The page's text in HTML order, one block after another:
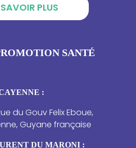
PLUS
SANTÉ
:
du Gouv Felix Eboue,
Guyane française
DU MARONI :